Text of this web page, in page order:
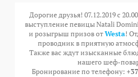
Дорогие друзья! 07.12.2019 с
выступление певицы Natali
и розыгрыш призов отWesta!
проводник в приятную
Также вас ждут изысканные
нашего шеф-
Бронирование по телефону: